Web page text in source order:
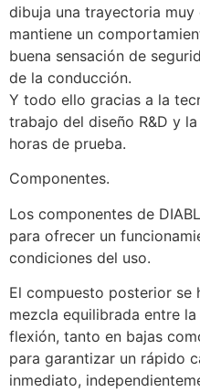
dibuja una trayectoria
mantiene un
buena sensación de
de la conducción.
Y todo ello gracias a la
trabajo del diseño R&D y
horas de prueba.
Componentes.
Los componentes de
para ofrecer un
condiciones del uso.
El compuesto posterior se
mezcla equilibrada entre
flexión, tanto en bajas
para garantizar un rápido
inmediato,